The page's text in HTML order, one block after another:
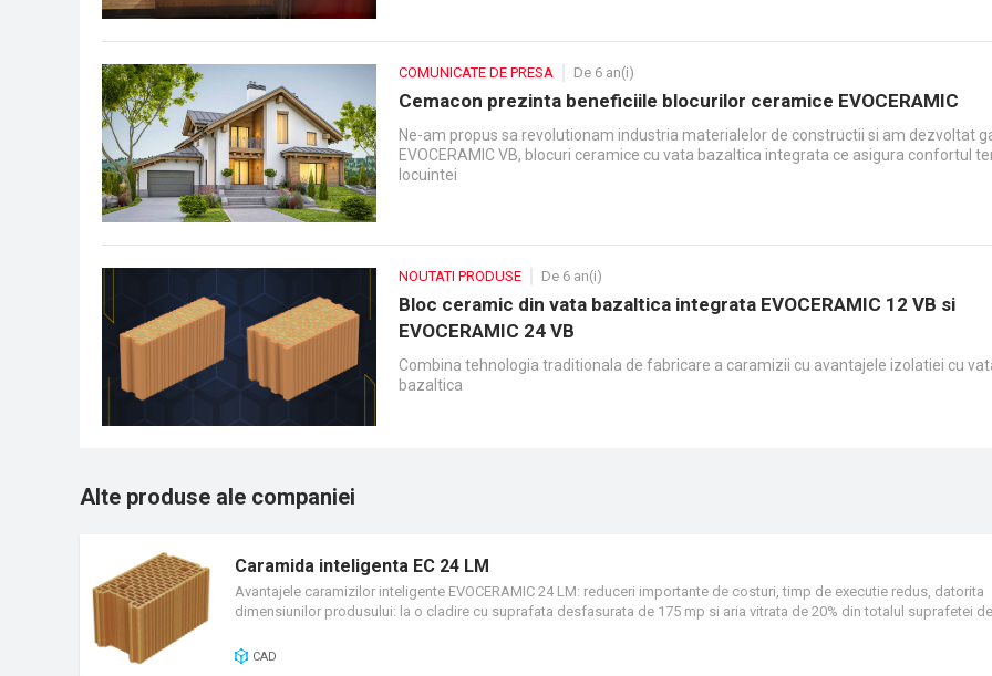
COMUNICATE DE PRESA De 6 an(i)
Cemacon prezinta beneficiile blocurilor ceramice EVOCERAMIC
Ne-am propus sa revolutionam industria materialelor de constructii si am dezvoltat
EVOCERAMIC VB, blocuri ceramice cu vata bazaltica integrata ce asigura confortul
locuintei
NOUTATI PRODUSE De 6 an(i)
Bloc ceramic din vata bazaltica integrata EVOCERAMIC 12 VB si
EVOCERAMIC 24 VB
Combina tehnologia traditionala de fabricare a caramizii cu avantajele izolatiei cu
bazaltica
Alte produse ale companiei
Caramida inteligenta EC 24 LM
Avantajele caramizilor inteligente EVOCERAMIC 24 LM: reduceri importante de costuri, timp de executie redus, datorita
dimensiunilor produsului: la o cladire cu suprafata desfasurata de 175 mp si aria vitrata de 20% din totalul suprafetei
vitrata de 20% din totalul suprafetei de zidarie, economie de 55 saci de mortar (1.350 litri); rezistenta la compresiune
CAD